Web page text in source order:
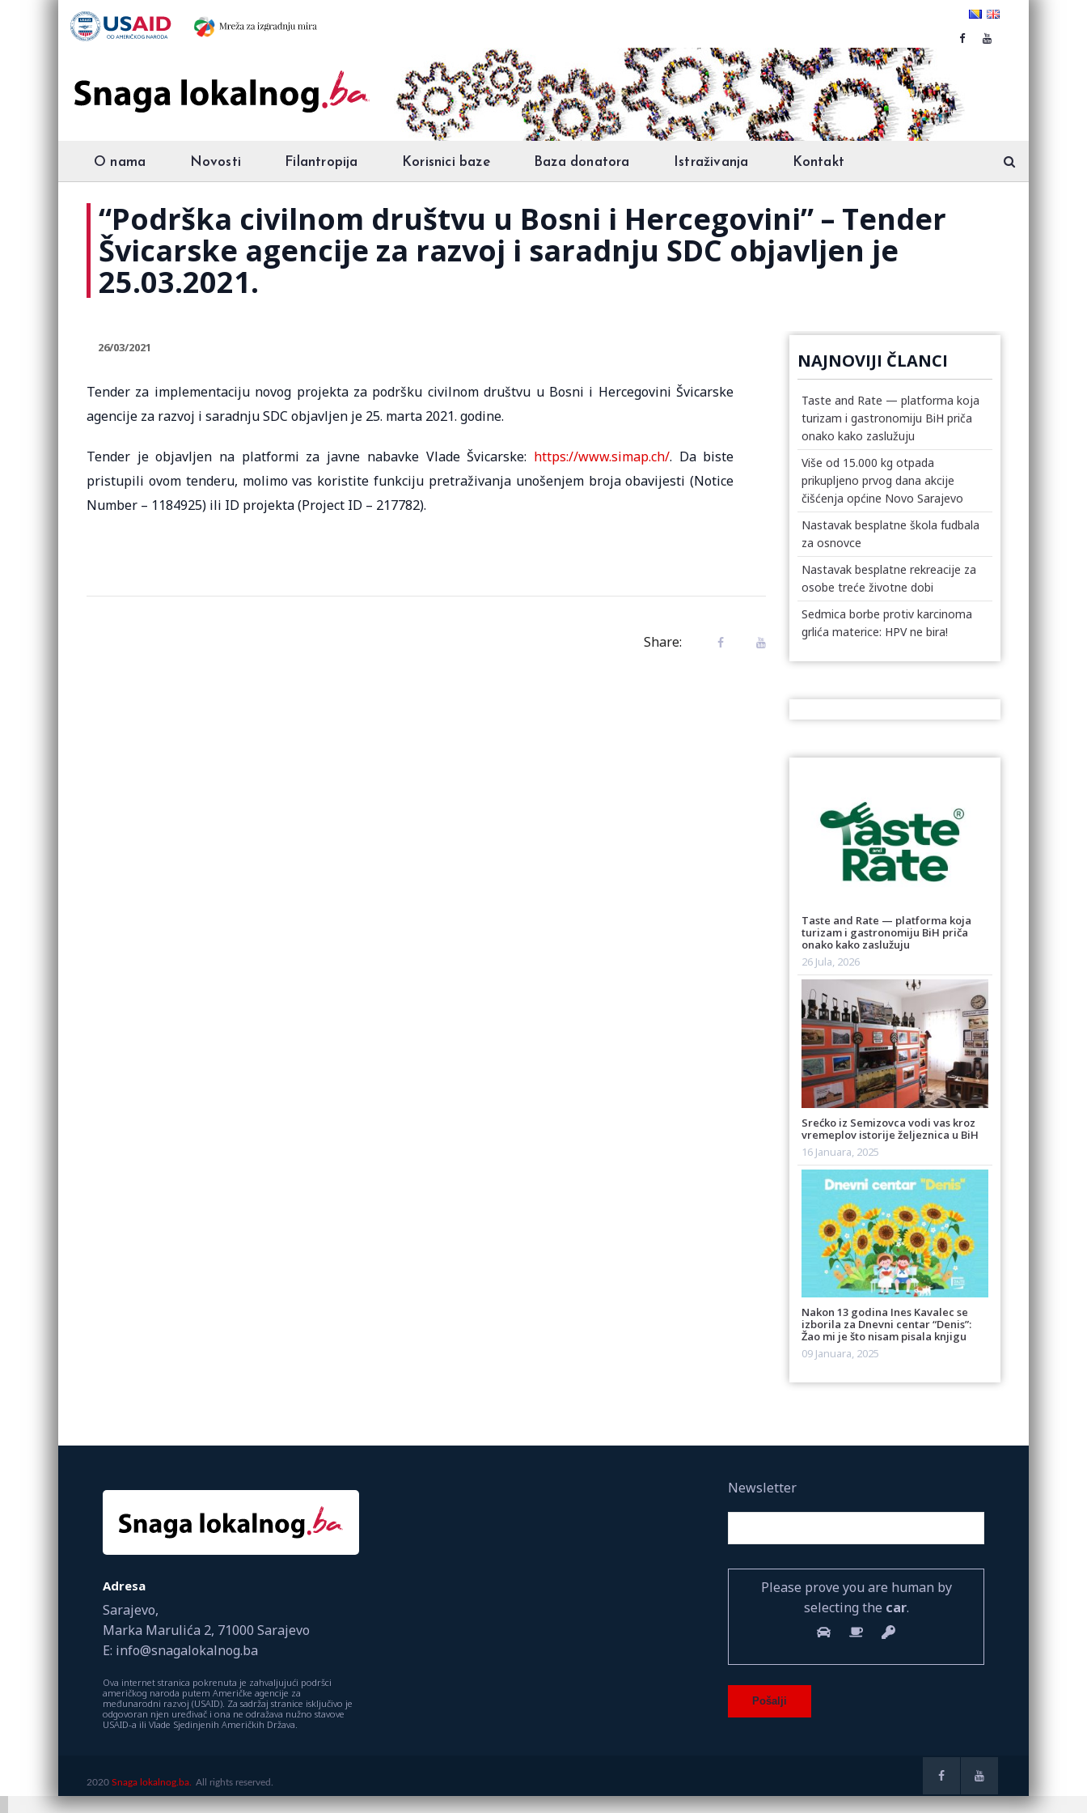
O nama Novosti Filantropija Korisnici baze Baza donatora Istraživanja Kontakt
“Podrška civilnom društvu u Bosni i Hercegovini” – Tender
Švicarske agencije za razvoj i saradnju SDC objavljen je
25.03.2021.
26/03/2021
Tender za implementaciju novog projekta za podršku civilnom društvu u Bosni i Hercegovini Švicarske
agencije za razvoj i saradnju SDC objavljen je 25. marta 2021. godine.
Tender je objavljen na platformi za javne nabavke Vlade Švicarske: https://www.simap.ch/. Da biste
pristupili ovom tenderu, molimo vas koristite funkciju pretraživanja unošenjem broja obavijesti (Notice
Number – 1184925) ili ID projekta (Project ID – 217782).
Share:
NAJNOVIJI ČLANCI
Taste and Rate — platforma koja
turizam i gastronomiju BiH priča
onako kako zaslužuju
Više od 15.000 kg otpada
prikupljeno prvog dana akcije
čišćenja općine Novo Sarajevo
Nastavak besplatne škola fudbala
za osnovce
Nastavak besplatne rekreacije za
osobe treće životne dobi
Sedmica borbe protiv karcinoma
grlića materice: HPV ne bira!
Taste and Rate — platforma koja
turizam i gastronomiju BiH priča
onako kako zaslužuju
26 Jula, 2026
Srećko iz Semizovca vodi vas kroz
vremeplov istorije željeznica u BiH
16 Januara, 2025
Nakon 13 godina Ines Kavalec se
izborila za Dnevni centar “Denis”:
Žao mi je što nisam pisala knjigu
09 Januara, 2025
Adresa
Sarajevo,
Marka Marulića 2, 71000 Sarajevo
E: info@snagalokalnog.ba
Ova internet stranica pokrenuta je zahvaljujući podršci
američkog naroda putem Američke agencije za
međunarodni razvoj (USAID). Za sadržaj stranice isključivo je
odgovoran njen uređivač i ona ne odražava nužno stavove
USAID-a ili Vlade Sjedinjenih Američkih Država.
Newsletter
Please prove you are human by
selecting the car.
2020 Snaga lokalnog.ba. All rights reserved.